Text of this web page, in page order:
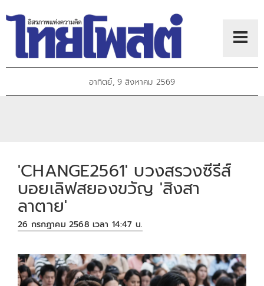
อาทิตย์, 9 สิงหาคม 2569
'CHANGE2561' บวงสรวงซีรีส์
บอยเลิฟสยองขวัญ 'สิงสา
ลาตาย'
26 กรกฎาคม 2568 เวลา 14:47 น.